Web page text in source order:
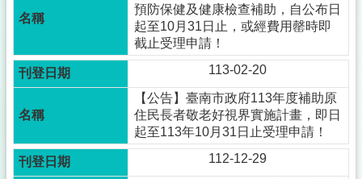
預防保健及健康檢查補助，自公布日
起至10月31日止，或經費用罄時即
截止受理申請！
113-02-20
【公告】臺南市政府113年度補助原
住民長者敬老好視界實施計畫，即日
起至113年10月31日止受理申請！
112-12-29